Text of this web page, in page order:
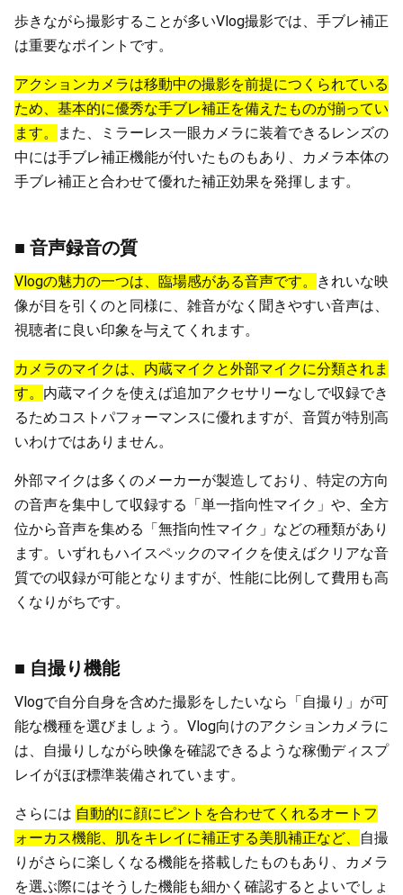
歩きながら撮影することが多いVlog撮影では、手ブレ補正
は重要なポイントです。
アクションカメラは移動中の撮影を前提につくられている
ため、基本的に優秀な手ブレ補正を備えたものが揃ってい
ます。
また、ミラーレス一眼カメラに装着できるレンズの
中には手ブレ補正機能が付いたものもあり、カメラ本体の
手ブレ補正と合わせて優れた補正効果を発揮します。
■ 音声録音の質
Vlogの魅力の一つは、臨場感がある音声です。
きれいな映
像が目を引くのと同様に、雑音がなく聞きやすい音声は、
視聴者に良い印象を与えてくれます。
カメラのマイクは、内蔵マイクと外部マイクに分類されま
す。 内蔵マイクを使えば追加アクセサリーなしで収録でき
るためコストパフォーマンスに優れますが、音質が特別高
いわけではありません。
外部マイクは多くのメーカーが製造しており、特定の方向
の音声を集中して収録する「単一指向性マイク」や、全方
位から音声を集める「無指向性マイク」などの種類があり
ます。いずれもハイスペックのマイクを使えばクリアな音
質での収録が可能となりますが、性能に比例して費用も高
くなりがちです。
■ 自撮り機能
Vlogで自分自身を含めた撮影をしたいなら「自撮り」が可
能な機種を選びましょう。Vlog向けのアクションカメラに
は、自撮りしながら映像を確認できるような稼働ディスプ
レイがほぼ標準装備されています。
さらには 自動的に顔にピントを合わせてくれるオートフ
ォーカス機能、肌をキレイに補正する美肌補正など、
自撮
りがさらに楽しくなる機能を搭載したものもあり、カメラ
を選ぶ際にはそうした機能も細かく確認するとよいでしょ